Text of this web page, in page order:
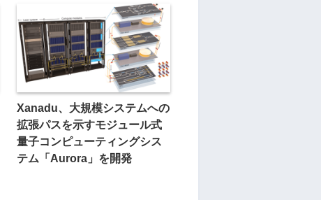
Xanadu、大規模システムへの
拡張パスを示すモジュール式
量子コンピューティングシス
テム「Aurora」を開発